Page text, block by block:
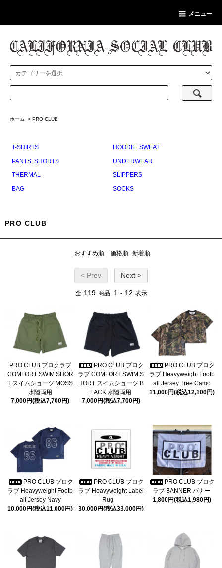
メニュー
ホーム > PRO CLUB
T-SHIRTS
HOODIE, SWEAT
PANTS, SHORTS
UNDERWEAR
THERMAL
SLIPPERS
BAG
SOCKS
PRO CLUB
おすすめ順 価格順 新着順
< Prev Next >
全 119 商品 1 - 12 表示
PRO CLUB プロクラブ
COMFORT SWIM SHOR
T スイムショーツ MOSS
水陸両用
7,000円(税込7,700円)
PRO CLUB プロク
ラブ COMFORT SWIM S
HORT スイムショーツ B
LACK 水陸両用
7,000円(税込7,700円)
PRO CLUB プロク
ラブ Heavyweight Footb
all Jersey Tree Camo
11,000円(税込12,100円)
PRO CLUB プロク
ラブ Heavyweight Footb
all Jersey Navy
10,000円(税込11,000円)
PRO CLUB プロク
ラブ Heavyweight Label
Rug
30,000円(税込33,000円)
PRO CLUB プロク
ラブ BANNER バナー
1,800円(税込1,980円)